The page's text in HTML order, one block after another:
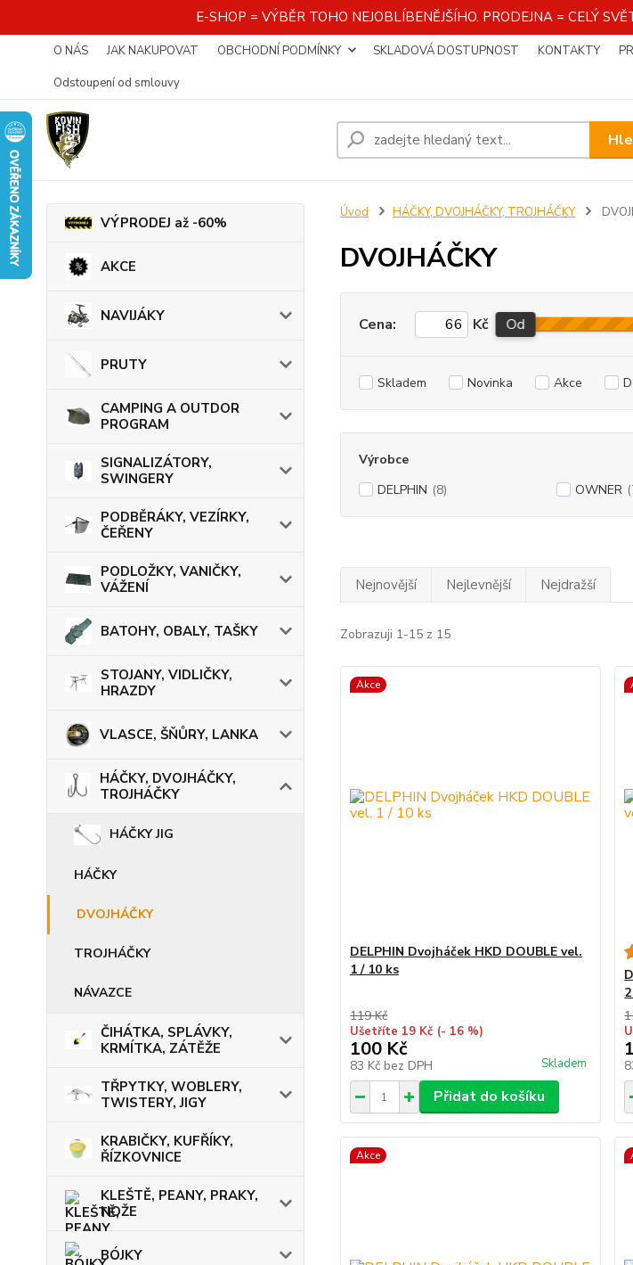
E-SHOP = VÝBĚR TOHO NEJOBLÍBENĚJŠÍHO. PRODEJNA = CELÝ
O NÁS JAK NAKUPOVAT OBCHODNÍ PODMÍNKY SKLADOVÁ DOSTUPNOST KONTAKTY
Odstoupení od smlouvy
VÝPRODEJ až -60%
AKCE
NAVIJÁKY
PRUTY
CAMPING A OUTDOR
PROGRAM
SIGNALIZÁTORY,
SWINGERY
PODBĚRÁKY, VEZÍRKY,
ČEŘENY
PODLOŽKY, VANIČKY,
VÁŽENÍ
BATOHY, OBALY, TAŠKY
STOJANY, VIDLIČKY,
HRAZDY
VLASCE, ŠŇŮRY, LANKA
HÁČKY, DVOJHÁČKY,
TROJHÁČKY
HÁČKY JIG
HÁČKY
DVOJHÁČKY
TROJHÁČKY
NÁVAZCE
ČIHÁTKA, SPLÁVKY,
KRMÍTKA, ZÁTĚŽE
TŘPYTKY, WOBLERY,
TWISTERY, JIGY
KRABIČKY, KUFŘÍKY,
ŘÍZKOVNICE
KLEŠTĚ, PEANY, PRAKY,
NOŽE
BÓJKY
Úvod HÁČKY, DVOJHÁČKY, TROJHÁČKY
DVOJHÁČKY
Cena: Kč Od
Skladem Novinka Akce
Výrobce
DELPHIN (8) OWNER
Nejnovější Nejlevnější Nejdražší
Zobrazuji 1-15 z 15
Akce
DELPHIN Dvojháček HKD DOUBLE vel.
1 / 10 ks
119 Kč
Ušetříte 19 Kč (- 16 %)
100 Kč
83 Kč bez DPH Skladem
Přidat do košíku
Akce